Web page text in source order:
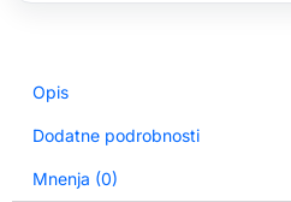
Opis
Dodatne podrobnosti
Mnenja (0)